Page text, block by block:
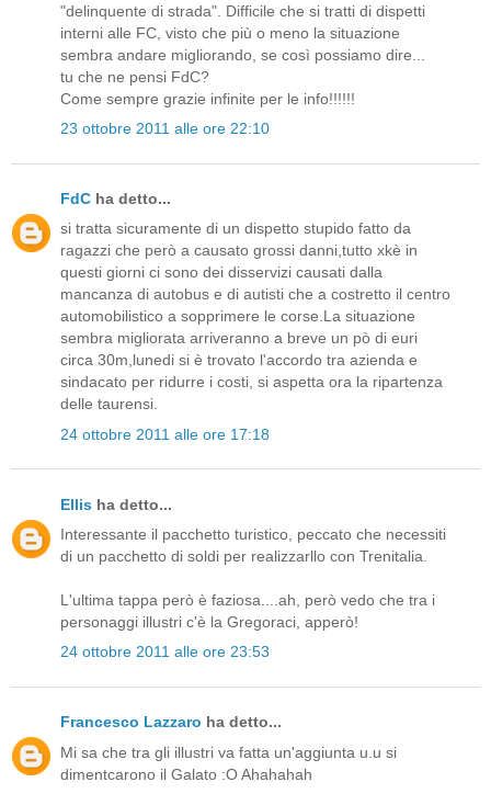
"delinquente di strada". Difficile che si tratti di dispetti
interni alle FC, visto che più o meno la situazione
sembra andare migliorando, se così possiamo dire...
tu che ne pensi FdC?
Come sempre grazie infinite per le info!!!!!!
23 ottobre 2011 alle ore 22:10
FdC ha detto...
si tratta sicuramente di un dispetto stupido fatto da
ragazzi che però a causato grossi danni,tutto xkè in
questi giorni ci sono dei disservizi causati dalla
mancanza di autobus e di autisti che a costretto il centro
automobilistico a sopprimere le corse.La situazione
sembra migliorata arriveranno a breve un pò di euri
circa 30m,lunedi si è trovato l'accordo tra azienda e
sindacato per ridurre i costi, si aspetta ora la ripartenza
delle taurensi.
24 ottobre 2011 alle ore 17:18
Ellis ha detto...
Interessante il pacchetto turistico, peccato che necessiti
di un pacchetto di soldi per realizzarllo con Trenitalia.
L'ultima tappa però è faziosa....ah, però vedo che tra i
personaggi illustri c'è la Gregoraci, apperò!
24 ottobre 2011 alle ore 23:53
Francesco Lazzaro ha detto...
Mi sa che tra gli illustri va fatta un'aggiunta u.u si
dimentcarono il Galato :O Ahahahah